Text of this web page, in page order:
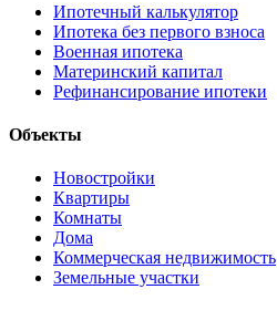
Ипотечный калькулятор
Ипотека без первого взноса
Военная ипотека
Материнский капитал
Рефинансирование ипотеки
Объекты
Новостройки
Квартиры
Комнаты
Дома
Коммерческая недвижимость
Земельные участки